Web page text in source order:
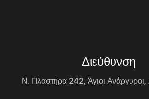
Διεύθυνση
Ν. Πλαστήρα 242, Άγιοι Ανάργυροι,